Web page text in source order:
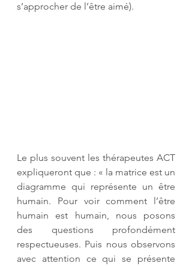
s’approcher de l’être aimé).
Le plus souvent les thérapeutes ACT
expliqueront que : « la matrice est un
diagramme qui représente un être
humain. Pour voir comment l’être
humain est humain, nous posons
des questions profondément
respectueuses. Puis nous observons
avec attention ce qui se présente